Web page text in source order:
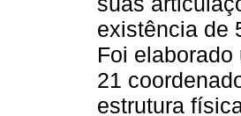
existência de
Foi
21
estrutura